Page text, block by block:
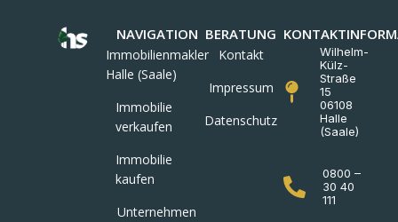
NAVIGATION
Immobilienmakler
Halle (Saale)
Immobilie
verkaufen
Immobilie
kaufen
Unternehmen
BERATUNG
Kontakt
Impressum
Datenschutz
Wilhelm-
Külz-
Straße
15
06108
Halle
(Saale)
0800 –
30 40
111